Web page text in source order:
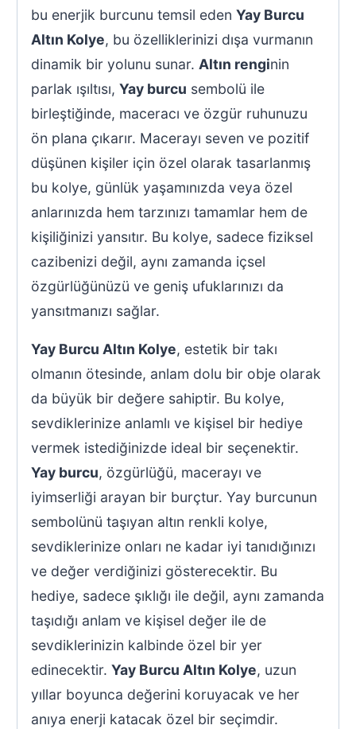
bu enerjik burcunu temsil edenYay Burcu
Altın Kolye, bu özelliklerinizi dışa vurmanın
dinamik bir yolunu sunar. Altın renginin
parlak ışıltısı,Yay burcu sembolü ile
birleştiğinde, maceracı ve özgür ruhunuzu
ön plana çıkarır. Macerayı seven ve pozitif
düşünen kişiler için özel olarak tasarlanmış
bu kolye, günlük yaşamınızda veya özel
anlarınızda hem tarzınızı tamamlar hem de
kişiliğinizi yansıtır. Bu kolye, sadece fiziksel
cazibenizi değil, aynı zamanda içsel
özgürlüğünüzü ve geniş ufuklarınızı da
yansıtmanızı sağlar.
Yay Burcu Altın Kolye, estetik bir takı
olmanın ötesinde, anlam dolu bir obje olarak
da büyük bir değere sahiptir. Bu kolye,
sevdiklerinize anlamlı ve kişisel bir hediye
vermek istediğinizde ideal bir seçenektir.
Yay burcu, özgürlüğü, macerayı ve
iyimserliği arayan bir burçtur. Yay burcunun
sembolünü taşıyan altın renkli kolye,
sevdiklerinize onları ne kadar iyi tanıdığınızı
ve değer verdiğinizi gösterecektir. Bu
hediye, sadece şıklığı ile değil, aynı zamanda
taşıdığı anlam ve kişisel değer ile de
sevdiklerinizin kalbinde özel bir yer
edinecektir.Yay Burcu Altın Kolye, uzun
yıllar boyunca değerini koruyacak ve her
anıya enerji katacak özel bir seçimdir.